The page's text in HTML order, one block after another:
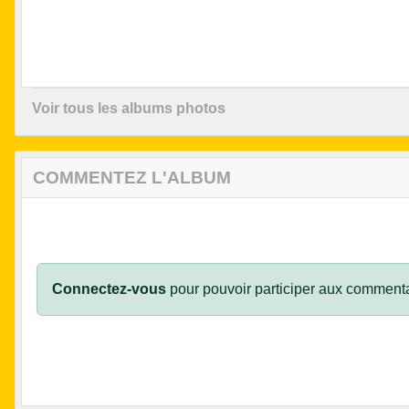
Voir tous les albums photos
COMMENTEZ L'ALBUM
Connectez-vous pour pouvoir participer aux